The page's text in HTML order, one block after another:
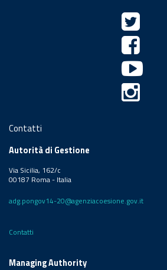
Contatti
Autorità di Gestione
Via Sicilia, 162/c
00187 Roma - Italia
adg.pongov14-20@agenziacoesione.gov.it
Contatti
Managing Authority